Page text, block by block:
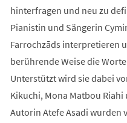
hinterfragen und neu zu
Pianistin und Sängerin
Farrochzāds interpretieren
berührende Weise die
Unterstützt wird sie dabei
Kikuchi, Mona Matbou Riahi
Autorin Atefe Asadi wurden